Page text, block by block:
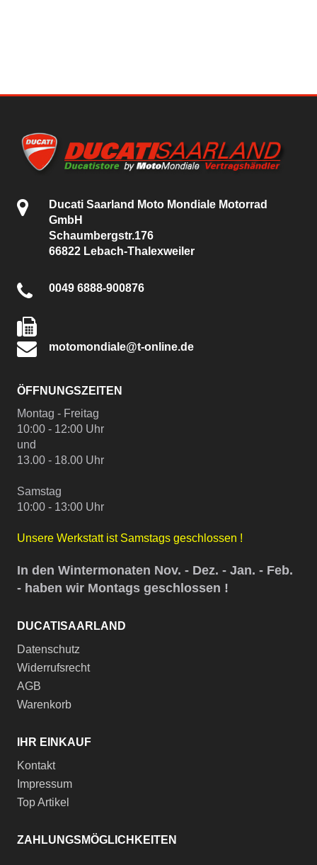
Ducati Saarland Moto Mondiale Motorrad
GmbH
Schaumbergstr.176
66822 Lebach-Thalexweiler
0049 6888-900876
motomondiale@t-online.de
ÖFFNUNGSZEITEN
Montag - Freitag
10:00 - 12:00 Uhr
und
13.00 - 18.00 Uhr
Samstag
10:00 - 13:00 Uhr
Unsere Werkstatt ist Samstags geschlossen !
In den Wintermonaten Nov. - Dez. - Jan. - Feb.
- haben wir Montags geschlossen !
DUCATISAARLAND
Datenschutz
Widerrufsrecht
AGB
Warenkorb
IHR EINKAUF
Kontakt
Impressum
Top Artikel
ZAHLUNGSMÖGLICHKEITEN